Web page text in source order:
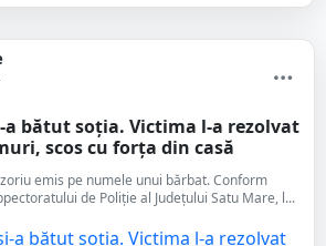
a bătut soția. Victima l-a rezolvat
scos cu forța din casă
emis pe numele unui bărbat. Conform
de Poliție al Județului Satu Mare, l...